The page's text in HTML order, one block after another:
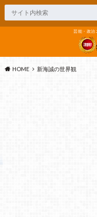
芸能・政治
HOME 新海誠の世界観